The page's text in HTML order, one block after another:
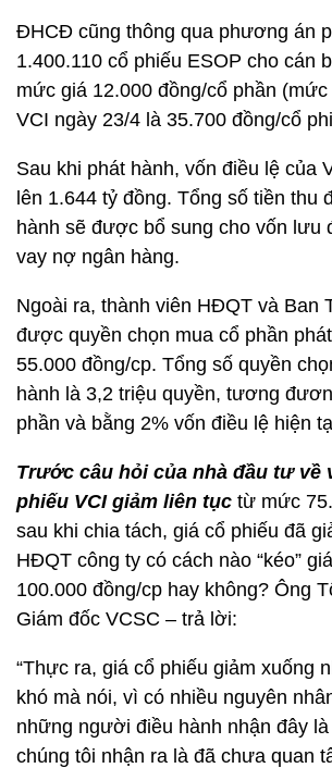
ĐHCĐ cũng thông qua phương án
1.400.110 cổ phiếu ESOP cho cán
mức giá 12.000 đồng/cổ phần
VCI ngày 23/4 là 35.700 đồng/cổ
Sau khi phát hành, vốn điều lệ của
lên 1.644 tỷ đồng. Tổng số tiền thu
hành sẽ được bổ sung cho vốn lưu
vay nợ ngân hàng.
Ngoài ra, thành viên HĐQT và Ban
được quyền chọn mua cổ phần
55.000 đồng/cp. Tổng số quyền
hành là 3,2 triệu quyền, tương
phần và bằng 2% vốn điều lệ hiện
Trước câu hỏi của nhà đầu tư về
phiếu VCI giảm liên tục từ mức
sau khi chia tách, giá cổ phiếu đã
HĐQT công ty có cách nào “kéo”
100.000 đồng/cp hay không? Ông
Giám đốc VCSC – trả lời:
“Thực ra, giá cổ phiếu giảm xuống
khó mà nói, vì có nhiều nguyên
những người điều hành nhận đây
chúng tôi nhận ra là đã chưa quan